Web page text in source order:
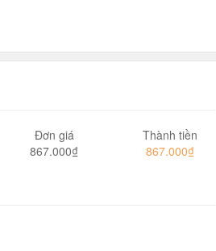
Đơn giá
867.000₫
Thành tiền
867.000₫